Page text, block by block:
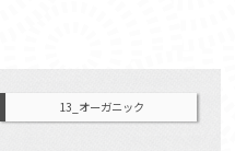
13_オーガニック